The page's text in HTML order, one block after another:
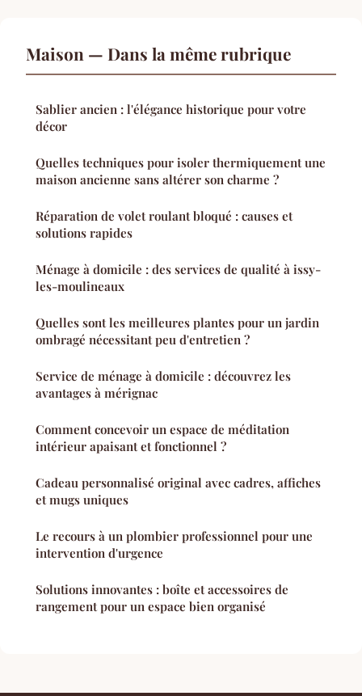
Maison — Dans la même rubrique
Sablier ancien : l'élégance historique pour votre
décor
Quelles techniques pour isoler thermiquement une
maison ancienne sans altérer son charme ?
Réparation de volet roulant bloqué : causes et
solutions rapides
Ménage à domicile : des services de qualité à issy-
les-moulineaux
Quelles sont les meilleures plantes pour un jardin
ombragé nécessitant peu d'entretien ?
Service de ménage à domicile : découvrez les
avantages à mérignac
Comment concevoir un espace de méditation
intérieur apaisant et fonctionnel ?
Cadeau personnalisé original avec cadres, affiches
et mugs uniques
Le recours à un plombier professionnel pour une
intervention d'urgence
Solutions innovantes : boîte et accessoires de
rangement pour un espace bien organisé